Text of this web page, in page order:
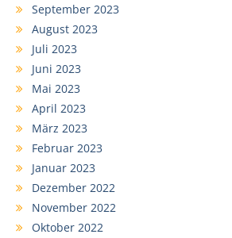
September 2023
August 2023
Juli 2023
Juni 2023
Mai 2023
April 2023
März 2023
Februar 2023
Januar 2023
Dezember 2022
November 2022
Oktober 2022